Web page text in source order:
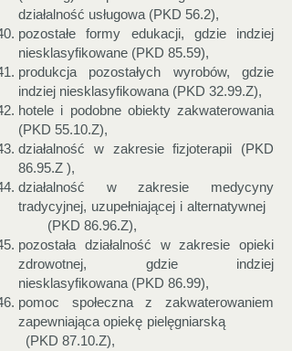
działalność usługowa (PKD 56.2),
pozostałe formy edukacji, gdzie indziej
niesklasyfikowane (PKD 85.59),
produkcja pozostałych wyrobów, gdzie
indziej niesklasyfikowana (PKD 32.99.Z),
hotele i podobne obiekty zakwaterowania
(PKD 55.10.Z),
działalność w zakresie fizjoterapii (PKD
86.95.Z ),
działalność w zakresie medycyny
tradycyjnej, uzupełniającej i alternatywnej
(PKD 86.96.Z),
pozostała działalność w zakresie opieki
zdrowotnej, gdzie indziej
niesklasyfikowana (PKD 86.99),
pomoc społeczna z zakwaterowaniem
zapewniająca opiekę pielęgniarską
(PKD 87.10.Z),